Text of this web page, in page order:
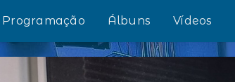
Programação Álbuns Vídeos